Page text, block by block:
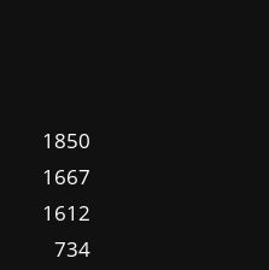
1850
1667
1612
734